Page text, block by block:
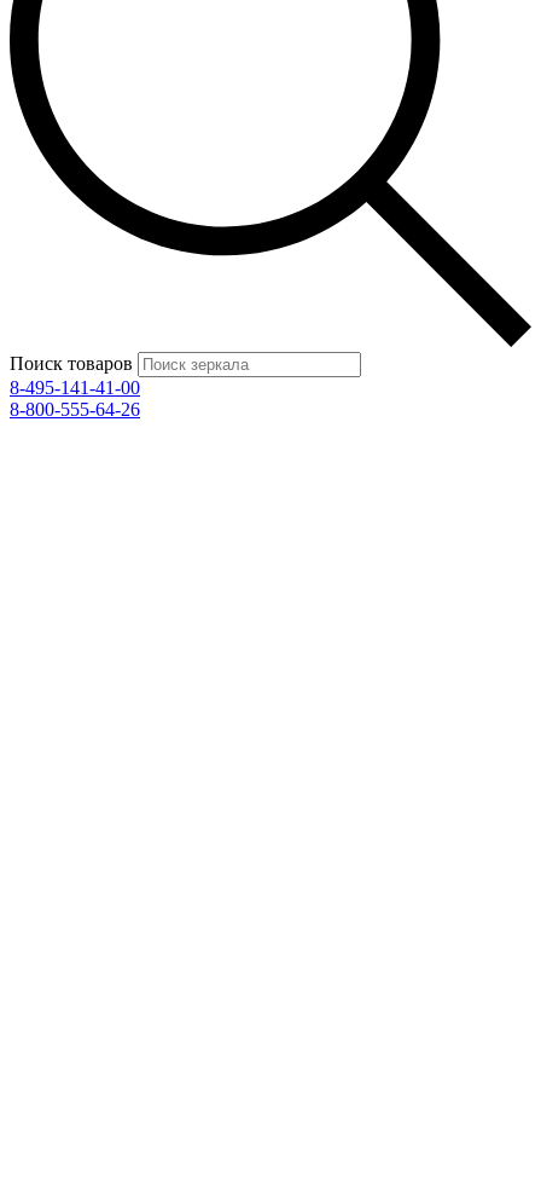
Поиск товаров
8-495-141-41-00
8-800-555-64-26